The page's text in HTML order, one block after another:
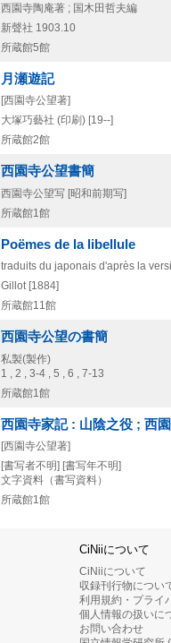
西園寺陶庵著 ; 国木田哲夫編
新聲社 1903.10
所蔵館5館
月瀬遊記
[西園寺公望著]
大塚巧藝社 (印刷) [19--]
所蔵館2館
西園寺公望書簡
西園寺公望写 [昭和前期写]
所蔵館1館
Poëmes de la libellule
traduits du japonais d'après la
Gillot [1884]
所蔵館11館
西園寺公望の書簡
私製(製作)
1 , 2 , 3-4 , 5 , 6 , 7-13
所蔵館1館
西園寺家記 : 山陰之役 ; 西
[西園寺公望著]
[書写者不明] [書写年不明]
文字資料（書写資料）
所蔵館1館
CiNiiについて
CiNiiについて
収録刊行物につい
利用規約・プライ
個人情報の扱いに
お問い合わせ